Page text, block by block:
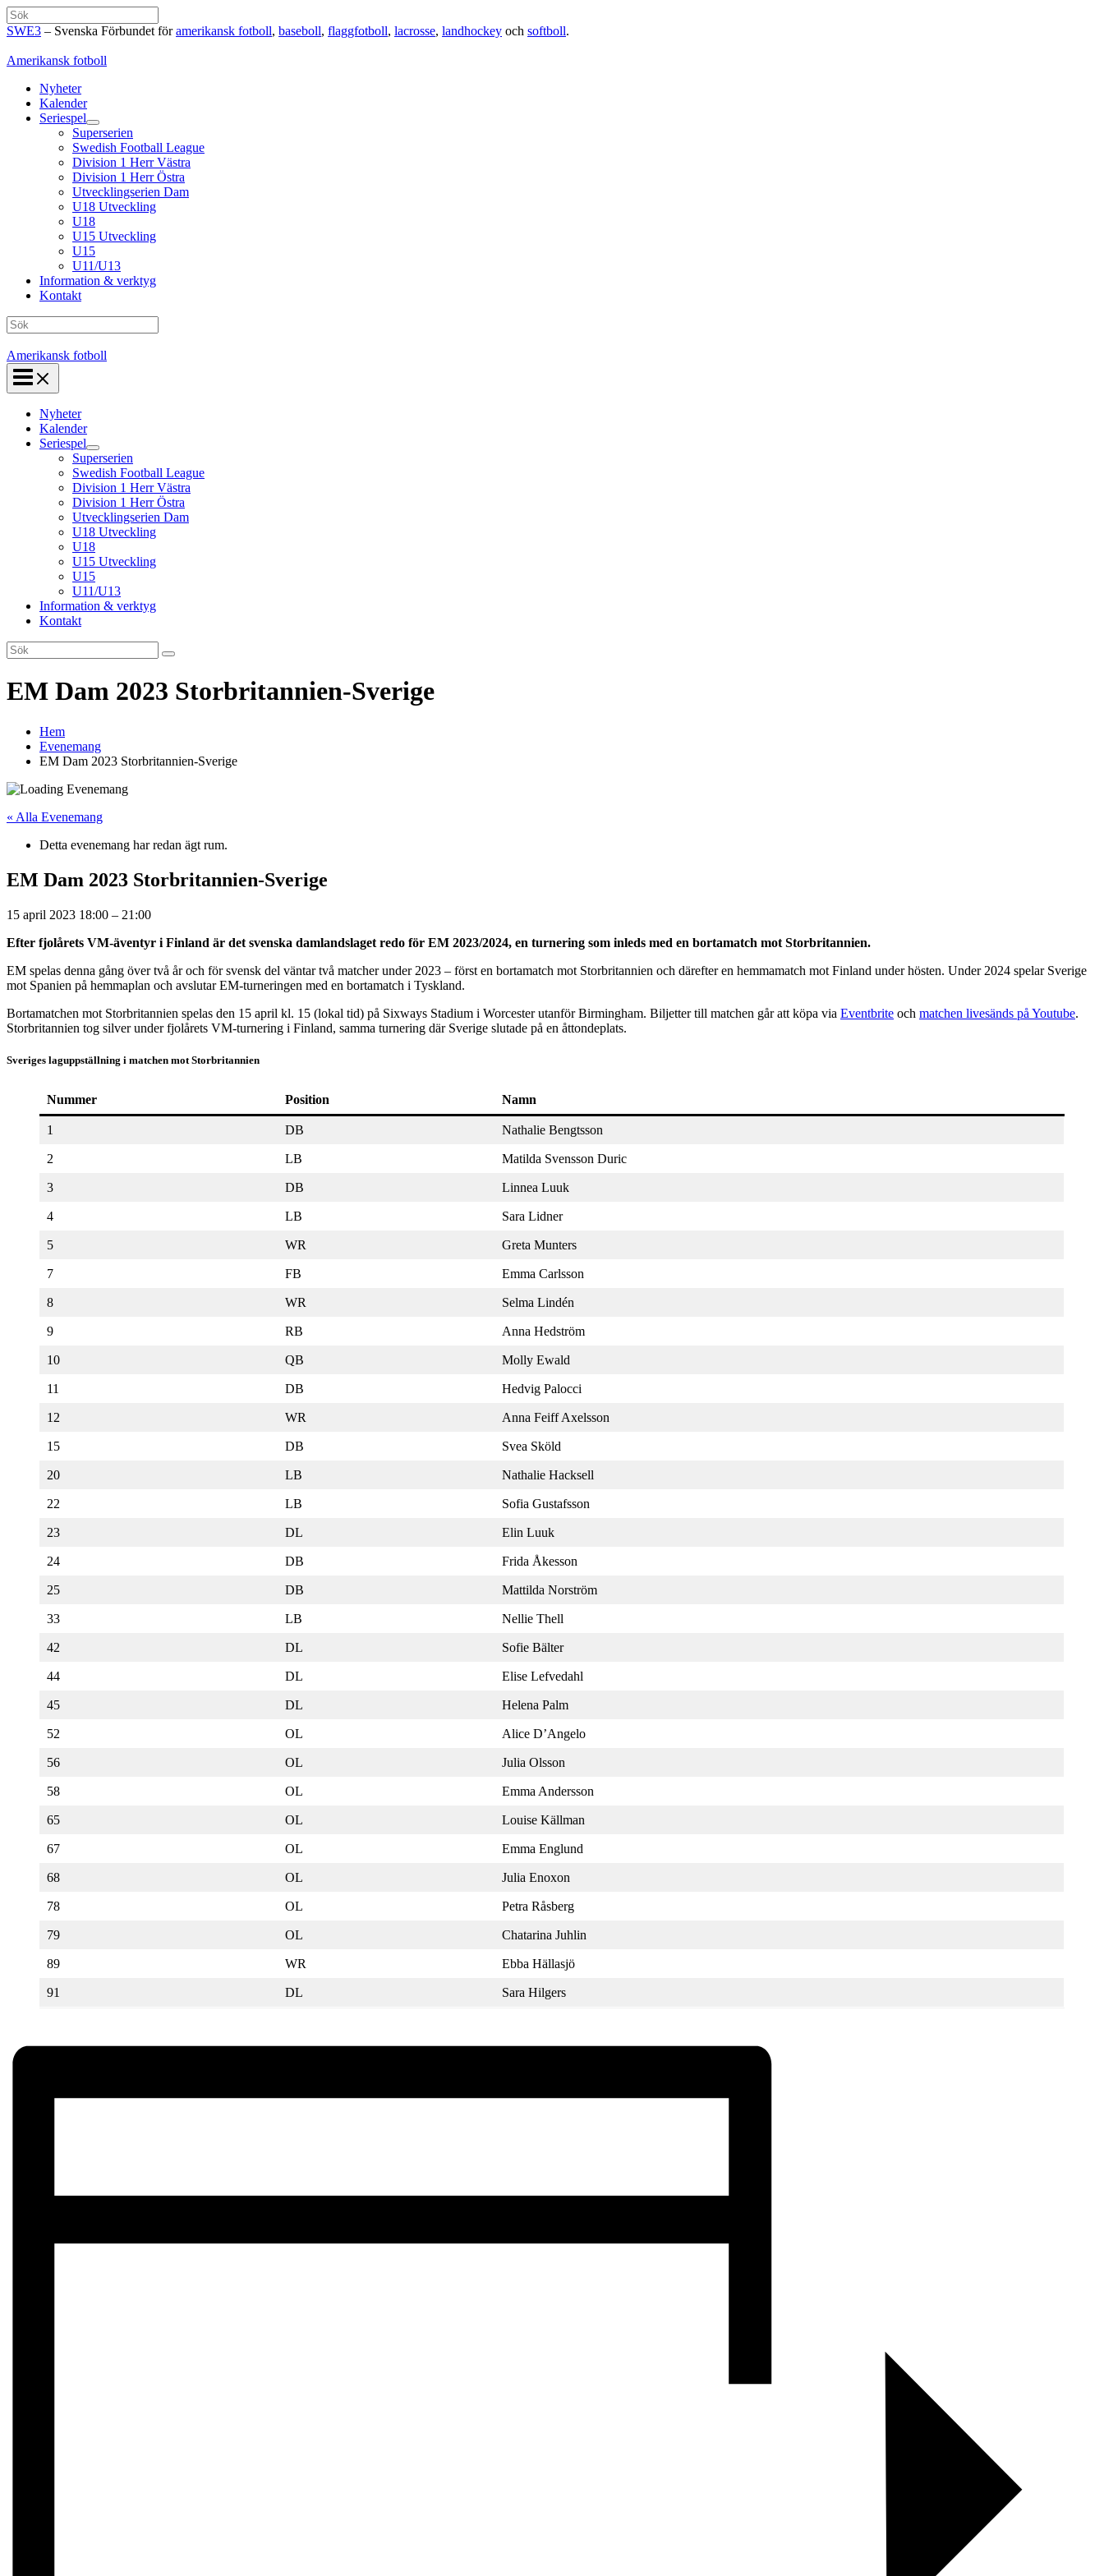
Hoppa
till
Sök
SWE3 – Svenska Förbundet föramerikansk fotboll, baseboll, flaggfotboll, lacrosse, landhockey och softboll.
Amerikansk fotboll
Nyheter
Kalender
Seriespel
Superserien
Swedish Football League
Division 1 Herr Västra
Division 1 Herr Östra
Utvecklingserien Dam
U18 Utveckling
U18
U15 Utveckling
U15
U11/U13
Information & verktyg
Kontakt
Sök
Amerikansk fotboll
Nyheter
Kalender
Seriespel
Superserien
Swedish Football League
Division 1 Herr Västra
Division 1 Herr Östra
Utvecklingserien Dam
U18 Utveckling
U18
U15 Utveckling
U15
U11/U13
Information & verktyg
Kontakt
Search
for:
EM Dam 2023 Storbritannien-Sverige
Hem
Evenemang
EM Dam 2023 Storbritannien-Sverige
« Alla Evenemang
Detta evenemang har redan ägt rum.
EM Dam 2023 Storbritannien-Sverige
15 april 2023 18:00 – 21:00
Efter fjolårets VM-äventyr i Finland är det svenska damlandslaget redo för EM 2023/2024, en turnering som inleds med en bortamatch mot Storbritannien.
EM spelas denna gång över två år och för svensk del väntar två matcher under 2023 – först en bortamatch mot Storbritannien och därefter en hemmamatch mot Finland under hösten. Under 2024 spelar Sverige
mot Spanien på hemmaplan och avslutar EM-turneringen med en bortamatch i Tyskland.
Bortamatchen mot Storbritannien spelas den 15 april kl. 15 (lokal tid) på Sixways Stadium i Worcester utanför Birmingham. Biljetter till matchen går att köpa via Eventbrite och matchen livesänds på Youtube.
Storbritannien tog silver under fjolårets VM-turnering i Finland, samma turnering där Sverige slutade på en åttondeplats.
Sveriges laguppställning i matchen mot Storbritannien
Nummer Position Namn
1 DB Nathalie Bengtsson
2 LB Matilda Svensson Duric
3 DB Linnea Luuk
4 LB Sara Lidner
5 WR Greta Munters
7 FB Emma Carlsson
8 WR Selma Lindén
9 RB Anna Hedström
10 QB Molly Ewald
11 DB Hedvig Palocci
12 WR Anna Feiff Axelsson
15 DB Svea Sköld
20 LB Nathalie Hacksell
22 LB Sofia Gustafsson
23 DL Elin Luuk
24 DB Frida Åkesson
25 DB Mattilda Norström
33 LB Nellie Thell
42 DL Sofie Bälter
44 DL Elise Lefvedahl
45 DL Helena Palm
52 OL Alice D’Angelo
56 OL Julia Olsson
58 OL Emma Andersson
65 OL Louise Källman
67 OL Emma Englund
68 OL Julia Enoxon
78 OL Petra Råsberg
79 OL Chatarina Juhlin
89 WR Ebba Hällasjö
91 DL Sara Hilgers